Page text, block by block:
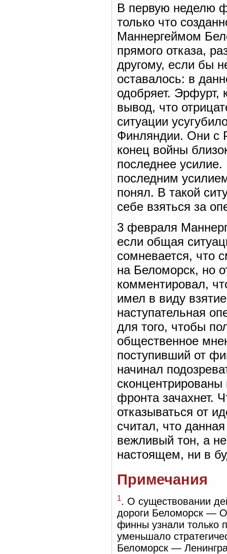
В первую неделю
только что
Маннергеймом
прямого отказа,
другому, если бы
оставалось: в
одобряет. Эрфурт,
вывод, что
ситуации
Финляндии. Они с
конец войны
последнее
последним
понял. В такой
себе взяться за
3 февраля
если общая
сомневается, что
на Беломорск, но
комментировал,
имел в виду
наступательная
для того, чтобы
общественное
поступивший от
начинал
сконцентрированы
фронта зачахнет.
отказываться от
считал, что
вежливый тон, а
настоящем, ни в
Примечания
1. О существовании
дороги Беломорск —
финны узнали только
уменьшало
Беломорск —